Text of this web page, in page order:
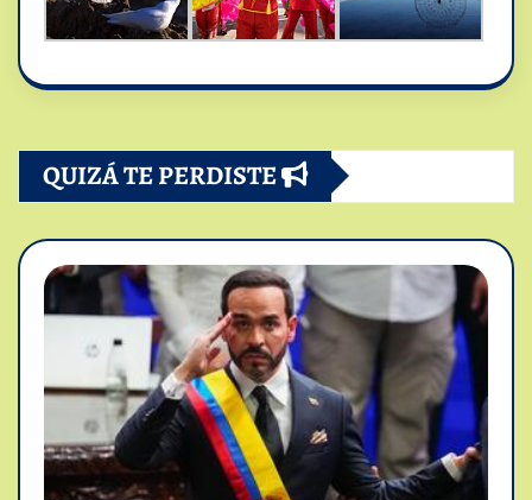
QUIZÁ TE PERDISTE